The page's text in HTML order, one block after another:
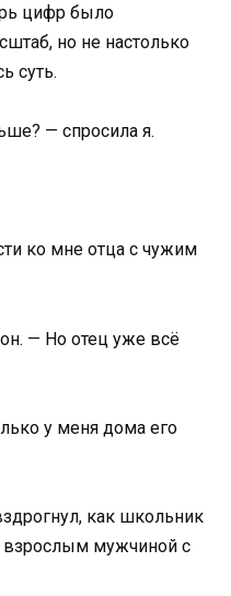
цифр было
но не настолько
суть.
— спросила я.
ко мне отца с чужим
— Но отец уже всё
у меня дома его
как школьник
взрослым мужчиной с